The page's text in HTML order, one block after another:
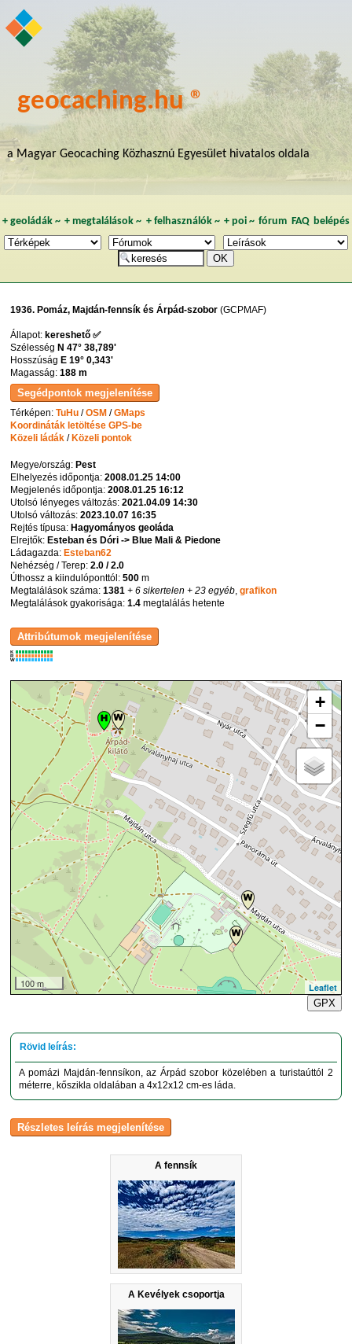
geocaching.hu ®
a Magyar Geocaching Közhasznú Egyesület hivatalos oldala
+ geoládák~ +megtalálások ~ + felhasználók~ + poi~ fórum FAQ belépés
1936. Pomáz, Majdán-fennsík és Árpád-szobor (GCPMAF)
A fennsík
A Kevélyek csoportja
Állapot:kereshető ✅
SzélességN 47° 38,789'
HosszúságE 19° 0,343'
Magasság:188 m
Térképen:TuHu /OSM /GMaps
Koordináták letöltése GPS-be
Közeli ládák /Közeli pontok
Megye/ország:Pest
Elhelyezés időpontja:2008.01.25 14:00
Megjelenés időpontja:2008.01.25 16:12
Utolsó lényeges változás:2021.04.09 14:30
Utolsó változás:2023.10.07 16:35
Rejtés típusa:Hagyományos geoláda
Elrejtők:Esteban és Dóri -> Blue Mali & Piedone
Ládagazda:Esteban62
Nehézség / Terep:2.0 / 2.0
Úthossz a kiindulóponttól:500 m
Megtalálások száma:1381 + 6 sikertelen + 23 egyéb ,grafikon
Megtalálások gyakorisága:1.4 megtalálás hetente
K
R
W
+
−
100 m
Leaflet
GPX
A pomázi Majdán-fennsíkon, az Árpád szobor közelében a turistaúttól 2
méterre, kőszikla oldalában a 4x12x12 cm-es láda.